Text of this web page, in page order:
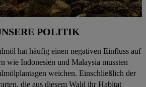
POLITIK
hat häufig einen negativen Einfluss auf
wie Indonesien und Malaysia mussten
weichen. Einschließlich der
die aus diesem Wald ihr Habitat